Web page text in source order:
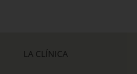
LA CLÍNICA